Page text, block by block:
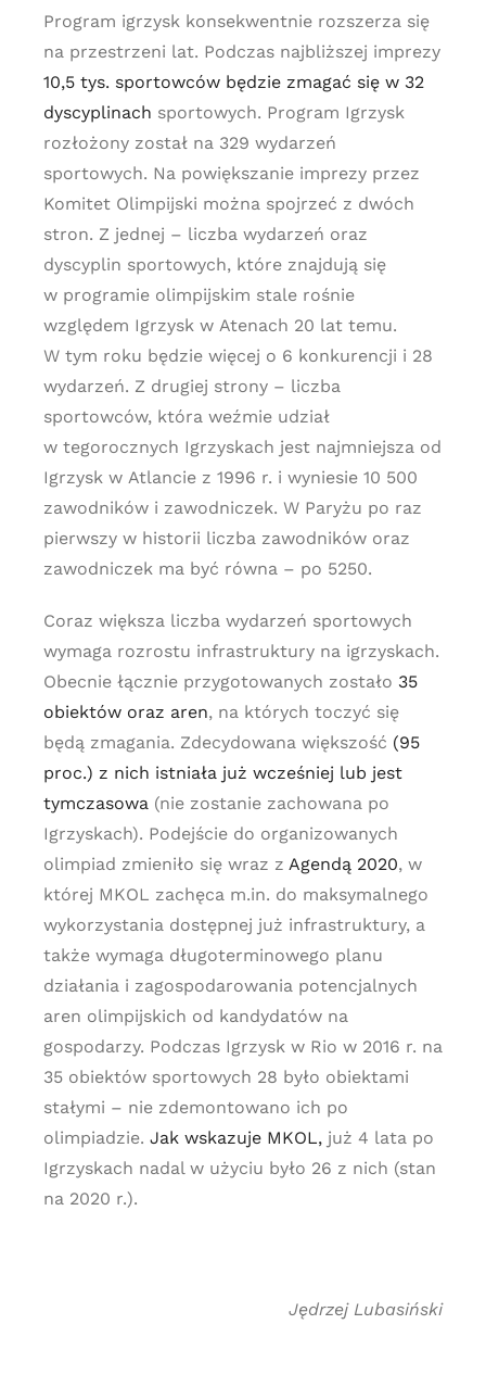
Program igrzysk konsekwentnie rozszerza się
na przestrzeni lat. Podczas najbliższej imprezy
10,5 tys. sportowców będzie zmagać się w 32
dyscyplinach sportowych. Program Igrzysk
rozłożony został na 329 wydarzeń
sportowych. Na powiększanie imprezy przez
Komitet Olimpijski można spojrzeć z dwóch
stron. Z jednej – liczba wydarzeń oraz
dyscyplin sportowych, które znajdują się
w programie olimpijskim stale rośnie
względem Igrzysk w Atenach 20 lat temu.
W tym roku będzie więcej o 6 konkurencji i 28
wydarzeń. Z drugiej strony – liczba
sportowców, która weźmie udział
w tegorocznych Igrzyskach jest najmniejsza od
Igrzysk w Atlancie z 1996 r. i wyniesie 10 500
zawodników i zawodniczek. W Paryżu po raz
pierwszy w historii liczba zawodników oraz
zawodniczek ma być równa – po 5250.
Coraz większa liczba wydarzeń sportowych
wymaga rozrostu infrastruktury na igrzyskach.
Obecnie łącznie przygotowanych zostało 35
obiektów oraz aren, na których toczyć się
będą zmagania. Zdecydowana większość (95
proc.) z nich istniała już wcześniej lub jest
tymczasowa(nie zostanie zachowana po
Igrzyskach). Podejście do organizowanych
olimpiad zmieniło się wraz z Agendą 2020, w
której MKOL zachęca m.in. do maksymalnego
wykorzystania dostępnej już infrastruktury, a
także wymaga długoterminowego planu
działania i zagospodarowania potencjalnych
aren olimpijskich od kandydatów na
gospodarzy. Podczas Igrzysk w Rio w 2016 r. na
35 obiektów sportowych 28 było obiektami
stałymi – nie zdemontowano ich po
olimpiadzie. Jak wskazuje MKOL,już 4 lata po
Igrzyskach nadal w użyciu było 26 z nich (stan
na 2020 r.).
Jędrzej Lubasiński